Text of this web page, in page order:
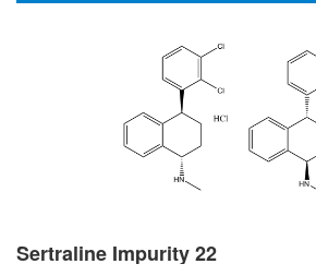
Sertraline Impurity 22